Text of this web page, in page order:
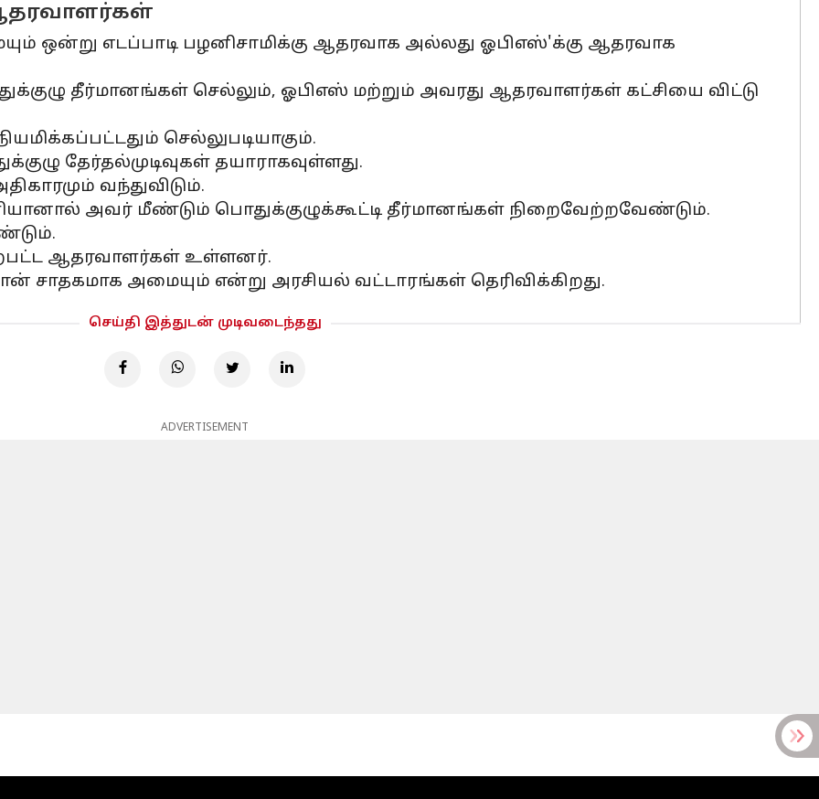
ஒன்று எடப்பாடி பழனிசாமிக்கு ஆதரவாக அல்லது ஓபிஎஸ்'க்கு ஆதரவாக
தீர்மானங்கள் செல்லும், ஓபிஎஸ் மற்றும் அவரது ஆதரவாளர்கள் கட்சியை விட்டு
செல்லுபடியாகும்.
தேர்தல்முடிவுகள் தயாராகவுள்ளது.
வந்துவிடும்.
அவர் மீண்டும் பொதுக்குழுக்கூட்டி தீர்மானங்கள் நிறைவேற்றவேண்டும்.
ஆதரவாளர்கள் உள்ளனர்.
சாதகமாக அமையும் என்று அரசியல் வட்டாரங்கள் தெரிவிக்கிறது.
செய்தி இத்துடன் முடிவடைந்தது
ADVERTISEMENT